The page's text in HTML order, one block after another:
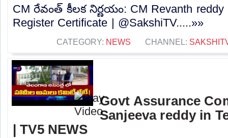
CM రేవంత్ కీలక నిర్ణయం: CM Revanth reddy
Register Certificate | @SakshiTV.....»»
CATEGORY: NEWS CHANNEL:
Govt Assurance
Sanjeeva reddy in
| TV5 NEWS